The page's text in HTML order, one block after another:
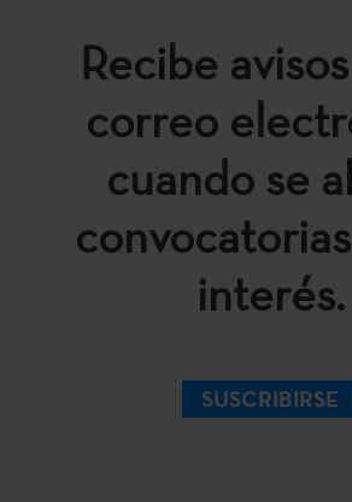
Recibe
correo
cuando se
interés.
SUSCRIBIRSE